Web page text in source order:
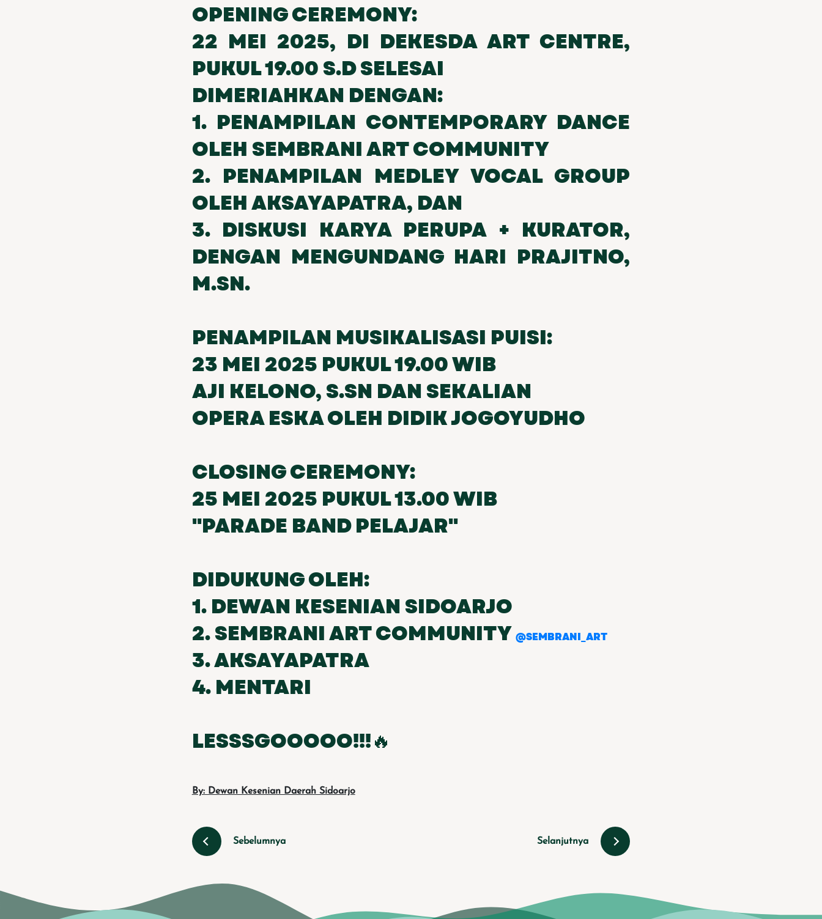
OPENING CEREMONY:
22 MEI 2025, DI DEKESDA ART CENTRE,
PUKUL 19.00 S.D SELESAI
DIMERIAHKAN DENGAN:
1. PENAMPILAN CONTEMPORARY DANCE
OLEH SEMBRANI ART COMMUNITY
2. PENAMPILAN MEDLEY VOCAL GROUP
OLEH AKSAYAPATRA, DAN
3. DISKUSI KARYA PERUPA + KURATOR,
DENGAN MENGUNDANG HARI PRAJITNO,
M.SN.
PENAMPILAN MUSIKALISASI PUISI:
23 MEI 2025 PUKUL 19.00 WIB
AJI KELONO, S.SN DAN SEKALIAN
OPERA ESKA OLEH DIDIK JOGOYUDHO
CLOSING CEREMONY:
25 MEI 2025 PUKUL 13.00 WIB
"PARADE BAND PELAJAR"
DIDUKUNG OLEH:
1. DEWAN KESENIAN SIDOARJO
2. SEMBRANI ART COMMUNITY @SEMBRANI_ART
3. AKSAYAPATRA
4. MENTARI
LESSSGOOOOO!!!🔥
By: Dewan Kesenian Daerah Sidoarjo
Sebelumnya Selanjutnya